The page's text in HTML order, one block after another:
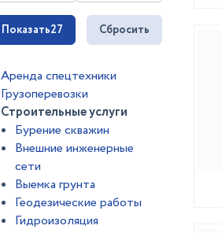
Показать27 Сбросить
Аренда спецтехники
Грузоперевозки
Строительные услуги
Бурение скважин
Внешние инженерные
сети
Выемка грунта
Геодезические работы
Гидроизоляция